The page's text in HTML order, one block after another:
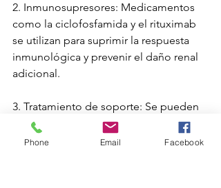
2. Inmunosupresores: Medicamentos
como la ciclofosfamida y el rituximab
se utilizan para suprimir la respuesta
inmunológica y prevenir el daño renal
adicional.
3. Tratamiento de soporte: Se pueden
requerir medidas de soporte
adicionales, como el control de la
Phone Email Facebook